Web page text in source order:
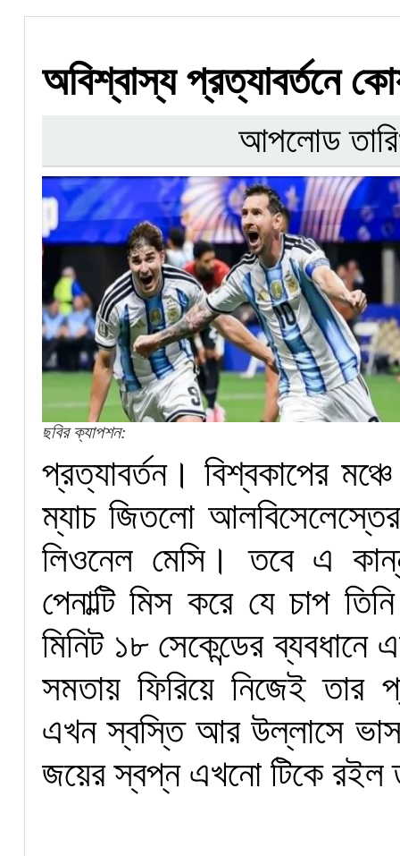
অবিশ্বাস্য প্রত্যাবর্তনে
আপলোড
ছবির ক্যাপশন:
প্রত্যাবর্তন। বিশ্বকাপের
ম্যাচ জিতলো
লিওনেল মেসি। তবে এ
পেনাল্টি মিস করে যে চাপ
মিনিট ১৮ সেকেন্ডের
সমতায় ফিরিয়ে নিজেই তার
এখন স্বস্তি আর উল্লাসে
জয়ের স্বপ্ন এখনো টিকে রইল